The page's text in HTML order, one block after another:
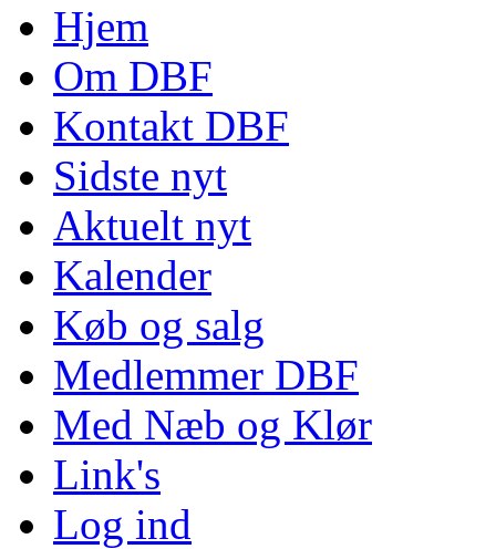
Hjem
Om DBF
Kontakt DBF
Sidste nyt
Aktuelt nyt
Kalender
Køb og salg
Medlemmer DBF
Med Næb og Klør
Link's
Log ind